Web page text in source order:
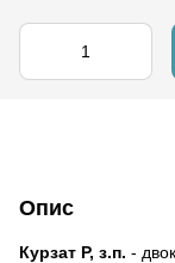
Опис
Курзат Р, з.п. -